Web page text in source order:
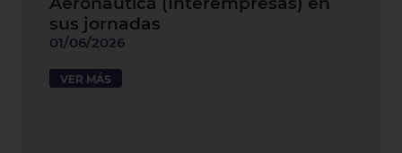
sus jornadas
01/06/2026
VER MÁS